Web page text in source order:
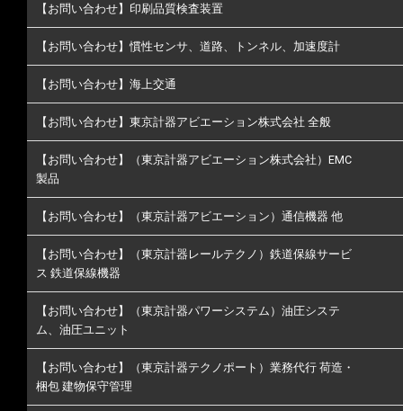
【お問い合わせ】印刷品質検査装置
【お問い合わせ】慣性センサ、道路、トンネル、加速度計
【お問い合わせ】海上交通
【お問い合わせ】東京計器アビエーション株式会社 全般
【お問い合わせ】（東京計器アビエーション株式会社）EMC
製品
【お問い合わせ】（東京計器アビエーション）通信機器 他
【お問い合わせ】（東京計器レールテクノ）鉄道保線サービ
ス 鉄道保線機器
【お問い合わせ】（東京計器パワーシステム）油圧システ
ム、油圧ユニット
【お問い合わせ】（東京計器テクノポート）業務代行 荷造・
梱包 建物保守管理